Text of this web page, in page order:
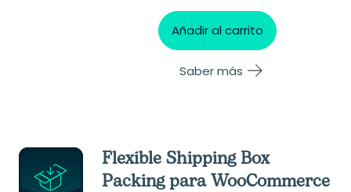
Añadir al carrito
Saber más
Flexible Shipping Box
Packing para WooCommerce